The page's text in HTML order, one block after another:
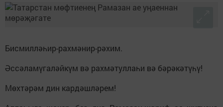
Бисмилләһир-рахмәнир-рәхим.
Әссәламүгаләйкүм вә рахмәтуллаһи вә бәрәкәтүһү!
Мөхтәрәм дин кардәшләрем!